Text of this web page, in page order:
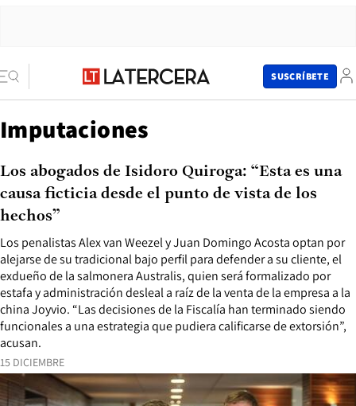
SUSCRÍBETE
Imputaciones
15 DICIEMBRE
Los penalistas Alex van Weezel y Juan Domingo Acosta optan por
alejarse de su tradicional bajo perfil para defender a su cliente, el
exdueño de la salmonera Australis, quien será formalizado por
estafa y administración desleal a raíz de la venta de la empresa a la
china Joyvio. “Las decisiones de la Fiscalía han terminado siendo
funcionales a una estrategia que pudiera calificarse de extorsión”,
acusan.
Los abogados de Isidoro Quiroga: “Esta es una
causa ficticia desde el punto de vista de los
hechos”